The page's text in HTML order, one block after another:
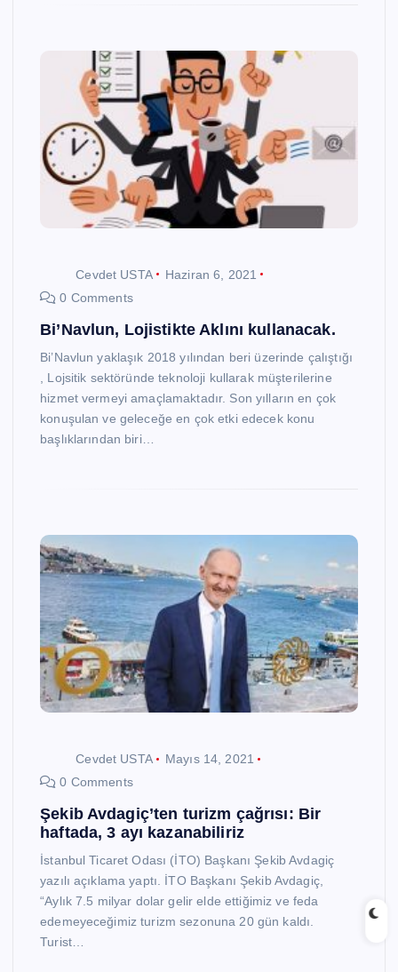
Cevdet USTA
Haziran 6, 2021
0 Comments
Bi’Navlun, Lojistikte Aklını kullanacak.
Bi’Navlun yaklaşık 2018 yılından beri üzerinde çalıştığı
, Lojsitik sektöründe teknoloji kullarak müşterilerine
hizmet vermeyi amaçlamaktadır. Son yılların en çok
konuşulan ve geleceğe en çok etki edecek konu
başlıklarından biri…
Cevdet USTA
Mayıs 14, 2021
0 Comments
Şekib Avdagiç’ten turizm çağrısı: Bir
haftada, 3 ayı kazanabiliriz
İstanbul Ticaret Odası (İTO) Başkanı Şekib Avdagiç
yazılı açıklama yaptı. İTO Başkanı Şekib Avdagiç,
“Aylık 7.5 milyar dolar gelir elde ettiğimiz ve feda
edemeyeceğimiz turizm sezonuna 20 gün kaldı.
Turist…